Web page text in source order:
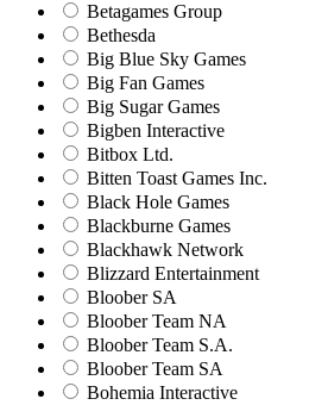
Betagames Group
Bethesda
Big Blue Sky Games
Big Fan Games
Big Sugar Games
Bigben Interactive
Bitbox Ltd.
Bitten Toast Games Inc.
Black Hole Games
Blackburne Games
Blackhawk Network
Blizzard Entertainment
Bloober SA
Bloober Team NA
Bloober Team S.A.
Bloober Team SA
Bohemia Interactive